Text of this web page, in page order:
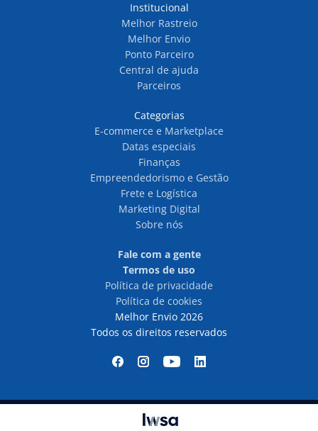
Institucional
Melhor Rastreio
Melhor Envio
Ponto Parceiro
Central de ajuda
Parceiros
Categorias
E-commerce e Marketplace
Datas especiais
Finanças
Empreendedorismo e Gestão
Frete e Logística
Marketing Digital
Sobre nós
Fale com a gente
Termos de uso
Política de privacidade
Política de cookies
Melhor Envio 2026
Todos os direitos reservados